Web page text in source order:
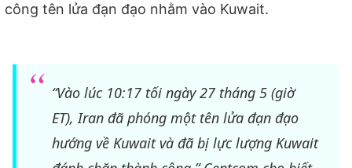
công tên lửa đạn đạo nhằm vào Kuwait.
“Vào lúc 10:17 tối ngày 27 tháng 5 (giờ
ET), Iran đã phóng một tên lửa đạn đạo
hướng về Kuwait và đã bị lực lượng Kuwait